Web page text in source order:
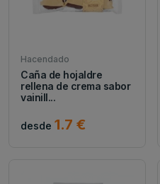
Hacendado
Caña de hojaldre
rellena de crema sabor
vainill...
desde 1.7 €